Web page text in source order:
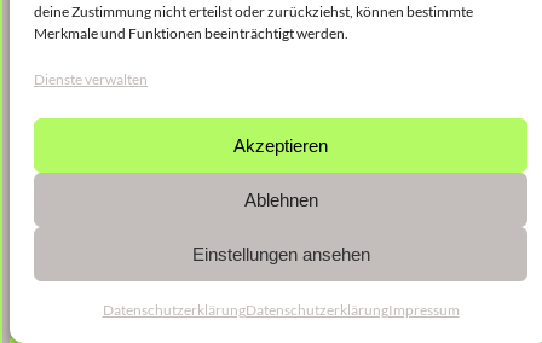
deine Zustimmung nicht erteilst oder zurückziehst, können bestimmte
Merkmale und Funktionen beeinträchtigt werden.
Dienste verwalten
Akzeptieren
Ablehnen
Einstellungen ansehen
DatenschutzerklärungDatenschutzerklärungImpressum